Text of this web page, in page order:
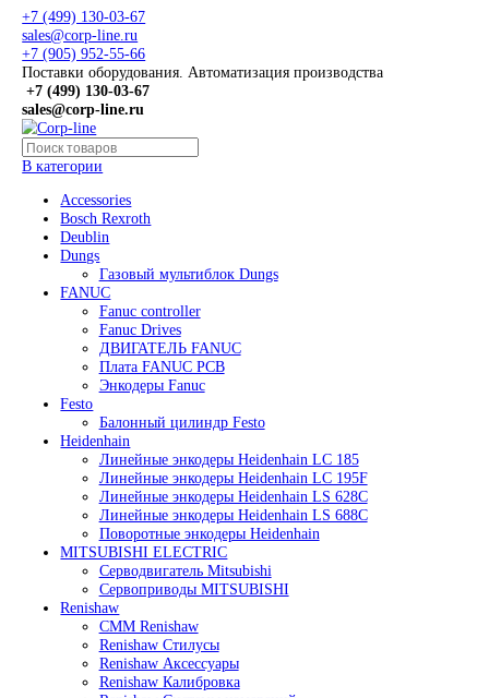
+7 (499) 130-03-67
sales@corp-line.ru
+7 (905) 952-55-66
Поставки оборудования. Автоматизация производства
+7 (499)130-03-67
sales@corp-line.ru
Accessories
Bosch Rexroth
Deublin
Dungs
Газовый мультиблок Dungs
FANUC
Fanuc controller
Fanuc Drives
ДВИГАТЕЛЬ FANUC
Плата FANUC PCB
Энкодеры Fanuc
Festo
Балонный цилиндр Festo
Heidenhain
Линейные энкодеры Heidenhain LC 185
Линейные энкодеры Heidenhain LC 195F
Линейные энкодеры Heidenhain LS 628C
Линейные энкодеры Heidenhain LS 688C
Поворотные энкодеры Heidenhain
MITSUBISHI ELECTRIC
Серводвигатель Mitsubishi
Сервоприводы MITSUBISHI
Renishaw